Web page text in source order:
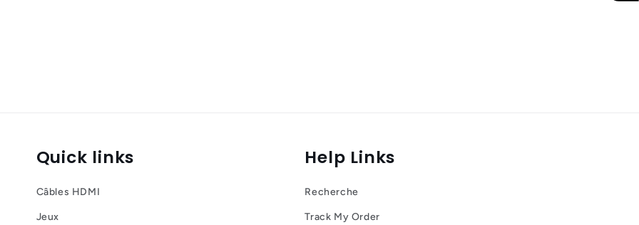
Quick links
Câbles HDMI
Jeux
Help Links
Recherche
Track My Order